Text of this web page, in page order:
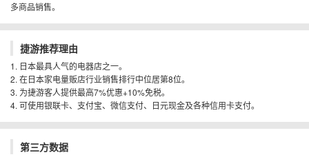
多商品销售。
捷游推荐理由
1. 日本最具人气的电器店之一。
2. 在日本家电量贩店行业销售排行中位居第8位。
3. 为捷游客人提供最高7%优惠+10%免税。
4. 可使用银联卡、支付宝、微信支付、日元现金及各种信用卡支付。
第三方数据